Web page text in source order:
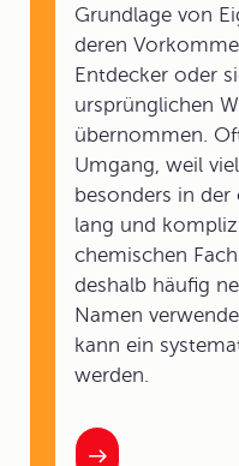
Grundlage von
deren
Entdecker oder
ursprünglichen
übernommen.
Umgang, weil
besonders in der
lang und
chemischen
deshalb häufig
Namen
kann ein
werden.